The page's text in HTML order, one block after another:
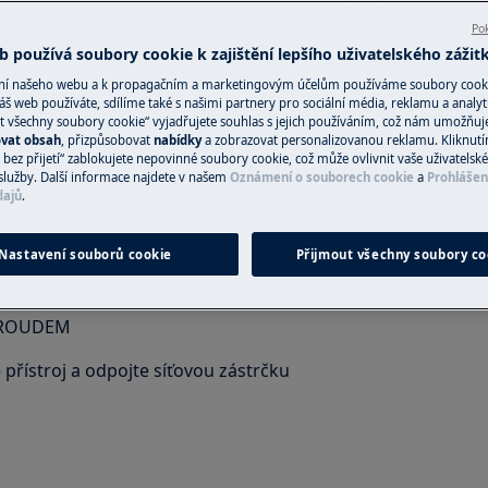
bezpečnostními informacemi
a odpojte síťovou zástrčku
Návody k
Řešte problémy
dokumentaci k
Návody k
používá soubory cookie k zajištění lepšího uživatelského
našeho webu a k propagačním a marketingovým účelům používáme soubory
web používáte, sdílíme také s našimi partnery pro sociální média, reklamu a
všechny soubory cookie“ vyjadřujete souhlas s jejich používáním, což nám
obsah, přizpůsobovat nabídkya zobrazovat personalizovanou reklamu.
bez přijetí“ zablokujete nepovinné soubory cookie, což může ovlivnit vaše
Další informace najdete v našem Oznámení o souborech cookie a
.
Nastavení souborů cookie Přijmout všechny soubory